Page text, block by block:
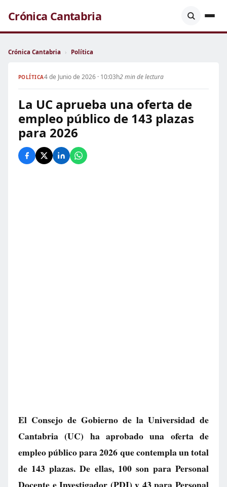
Crónica Cantabria
Crónica Cantabria › Política
POLÍTICA4 de Junio de 2026 · 10:03h2 min de lectura
La UC aprueba una oferta de
empleo público de 143 plazas
para 2026
El Consejo de Gobierno de la Universidad de
Cantabria (UC) ha aprobado una oferta de
empleo público para 2026 que contempla un total
de 143 plazas. De ellas, 100 son para Personal